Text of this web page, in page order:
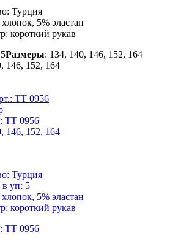
Турция
5% эластан
короткий рукав
Размеры: 134, 140, 146, 152, 164
146, 152, 164
TT 0956
146, 152, 164
Турция
уп: 5
5% эластан
короткий рукав
TT 0956